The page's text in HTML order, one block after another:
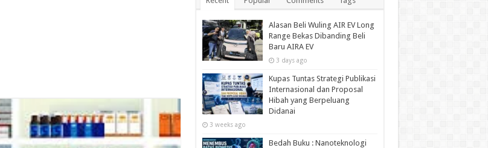
Alasan Beli Wuling AIR EV Long
Range Bekas Dibanding Beli
Baru AIRA EV
3 days ago
Kupas Tuntas Strategi Publikasi
Internasional dan Proposal
Hibah yang Berpeluang
Didanai
3 weeks ago
Bedah Buku : Nanoteknologi